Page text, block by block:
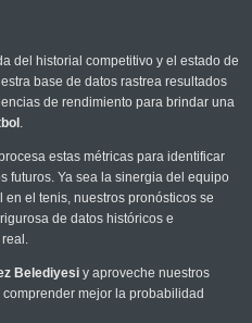
del historial competitivo y el estado de
base de datos rastrea resultados
de rendimiento para brindar una
.
estas métricas para identificar
futuros. Ya sea la sinergia del equipo
el tenis, nuestros pronósticos se
de datos históricos e
Belediyesiy aproveche nuestros
mejor la probabilidad